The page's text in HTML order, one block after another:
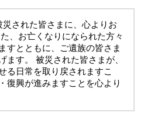
された皆さまに、心よりお
、お亡くなりになられた方々
すとともに、ご遺族の皆さま
ます。 被災された皆さまが、
る日常を取り戻されますこ
復興が進みますことを心より